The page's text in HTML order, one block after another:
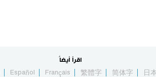
اقرأ أيضاً
日
简体字
繁體字
Français
Español